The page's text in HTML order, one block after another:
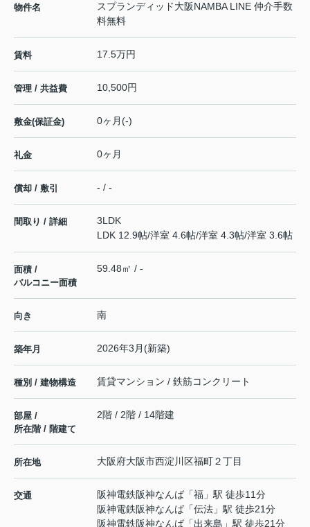
物件名
スプランディッド大阪NAMBA LINE 仲介手数
料無料
賃料 17.5万円
管理 / 共益費 10,500円
敷金(保証金) 0ヶ月(-)
礼金 0ヶ月
償却 / 敷引 - / -
間取り / 詳細
3LDK
LDK 12.9帖/洋室 4.6帖/洋室 4.3帖/洋室 3.6帖
面積 /
バルコニー面積
59.48㎡ / -
向き 南
築年月 2026年3月(新築)
種別 / 建物構造 賃貸マンション / 鉄筋コンクリート
部屋 /
所在階 / 階建て
2階 / 2階 / 14階建
所在地 大阪府大阪市西淀川区福町２丁目
交通 阪神電鉄阪神なんば 「福 」駅 徒歩11分
阪神電鉄阪神なんば 「伝法 」駅 徒歩21分
阪神電鉄阪神なんば 「出来島 」駅 徒歩21分